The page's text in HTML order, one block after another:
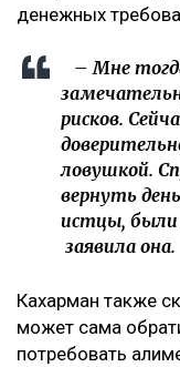
денежных
– Мне
рисков.
ловушкой.
вернуть
истцы, были
заявила она.
Кахарман также
может сама
потребовать